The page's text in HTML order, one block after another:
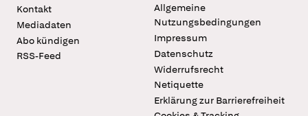
Kontakt
Mediadaten
Abo kündigen
RSS-Feed
Allgemeine
Nutzungsbedingungen
Impressum
Datenschutz
Widerrufsrecht
Netiquette
Erklärung zur Barrierefreiheit